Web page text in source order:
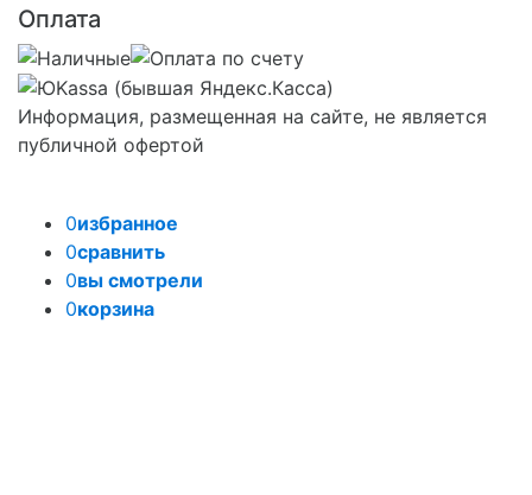
Оплата
Информация, размещенная на сайте, не является
публичной офертой
0избранное
0сравнить
0вы смотрели
0корзина
Задать вопрос